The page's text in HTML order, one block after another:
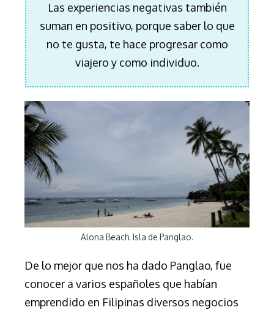
Las experiencias negativas también
suman en positivo, porque saber lo que
no te gusta, te hace progresar como
viajero y como individuo.
Alona Beach. Isla de Panglao.
De lo mejor que nos ha dado Panglao, fue
conocer a varios españoles que habían
emprendido en Filipinas diversos negocios